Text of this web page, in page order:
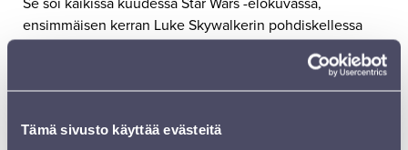
Tämä sivusto käyttää evästeitä
ensimmäisen kerran Luke Skywalkerin pohdiskellessa
tulevaisuuttaan ja katsellessaan kaksoisauringonlaskua
joka pikemminkin hyväksyi menestyksensä sen sijaan